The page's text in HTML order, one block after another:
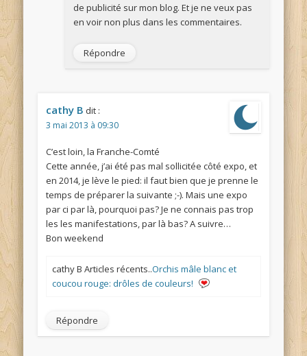
de publicité sur mon blog. Et je ne veux pas
en voir non plus dans les commentaires.
Répondre
cathy B dit :
3 mai 2013 à 09:30
C’est loin, la Franche-Comté
Cette année, j’ai été pas mal sollicitée côté expo, et
en 2014, je lève le pied: il faut bien que je prenne le
temps de préparer la suivante ;-). Mais une expo
par ci par là, pourquoi pas? Je ne connais pas trop
les les manifestations, par là bas? A suivre…
Bon weekend
cathy B Articles récents..Orchis mâle blanc et
coucou rouge: drôles de couleurs!
Répondre